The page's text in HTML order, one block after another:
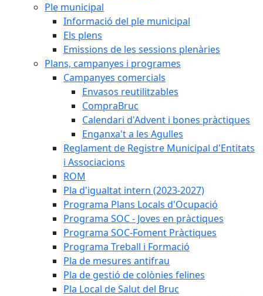
Ple municipal
Informació del ple municipal
Els plens
Emissions de les sessions plenàries
Plans, campanyes i programes
Campanyes comercials
Envasos reutilitzables
CompraBruc
Calendari d'Advent i bones pràctiques
Enganxa't a les Agulles
Reglament de Registre Municipal d'Entitats
i Associacions
ROM
Pla d'igualtat intern (2023-2027)
Programa Plans Locals d'Ocupació
Programa SOC - Joves en pràctiques
Programa SOC-Foment Pràctiques
Programa Treball i Formació
Pla de mesures antifrau
Pla de gestió de colònies felines
Pla Local de Salut del Bruc